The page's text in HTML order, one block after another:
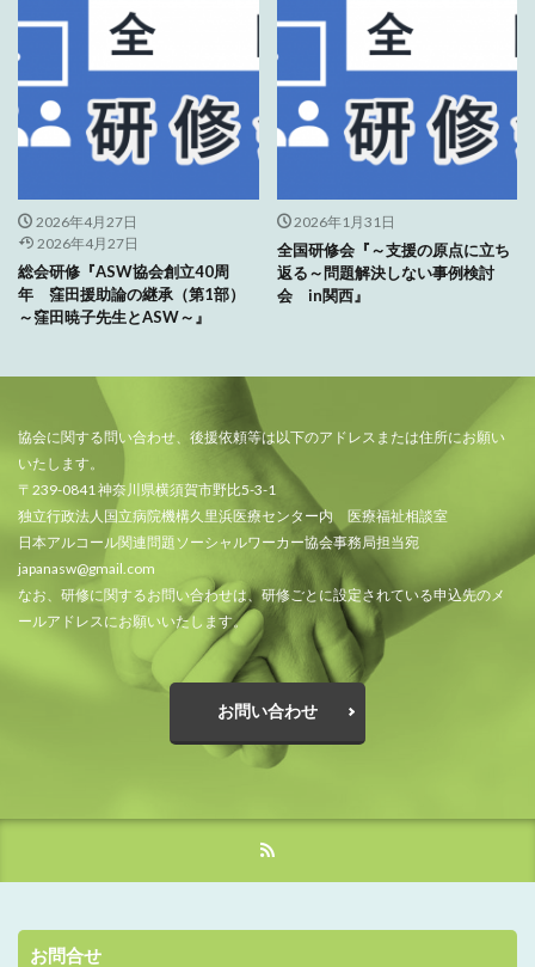
2026年4月27日
2026年4月27日
総会研修『ASW協会創立40周
年 窪田援助論の継承（第1部）
～窪田暁子先生とASW～』
2026年1月31日
全国研修会『～支援の原点に立ち
返る～問題解決しない事例検討
会 in関西』
協会に関する問い合わせ、後援依頼等は以下のアドレスまたは住所にお願い
いたします。
〒239-0841 神奈川県横須賀市野比5-3-1
独立行政法人国立病院機構久里浜医療センター内 医療福祉相談室
日本アルコール関連問題ソーシャルワーカー協会事務局担当宛
japanasw@gmail.com
なお、研修に関するお問い合わせは、研修ごとに設定されている申込先のメ
ールアドレスにお願いいたします。
お問い合わせ
お問合せ